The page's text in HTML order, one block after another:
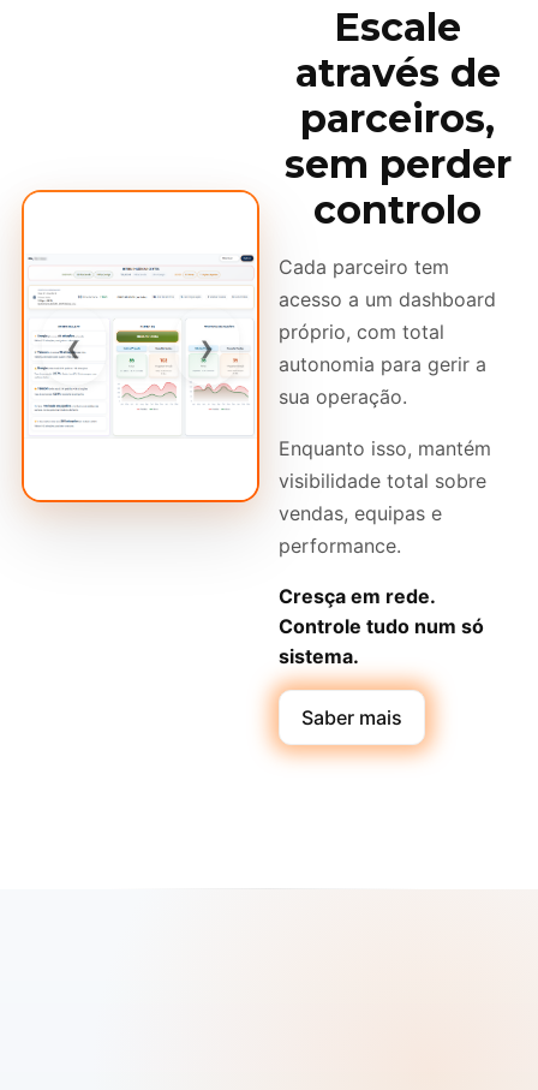
Escale
através de
parceiros,
sem perder
controlo
Cada parceiro tem
acesso a um dashboard
próprio, com total
autonomia para gerir a
sua operação.
Enquanto isso, mantém
visibilidade total sobre
vendas, equipas e
performance.
Cresça em rede.
Controle tudo num só
sistema.
Saber mais
‹ ›